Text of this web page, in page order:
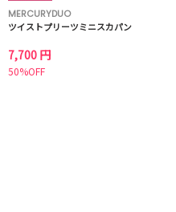
MERCURYDUO
ツイストプリーツミニスカパン
7,700 円
50%OFF